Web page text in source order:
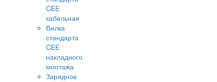
CEE
кабельная
Вилка
стандарта
CEE
накладного
монтажа
Зарядное